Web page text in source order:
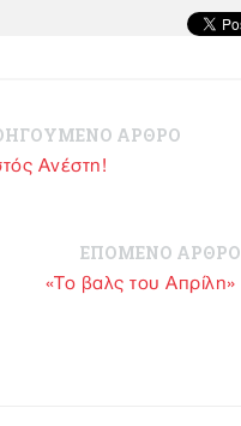
ΑΡΘΡΟ
Ανέστη!
ΕΠΟΜΕΝΟ ΑΡΘΡΟ
«Το βαλς του Απρίλη»